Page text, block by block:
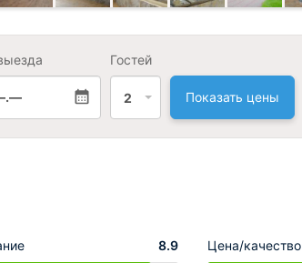
Гостей
2 Показать цены
8.9 Цена/качество